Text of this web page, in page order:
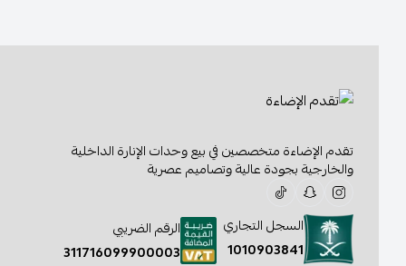
تقدم الإضاءة متخصصين في بيع وحدات الإنارة الداخلية
والخارجية بجودة عالية وتصاميم عصرية
السجل التجاري
1010903841
الرقم الضريبي
311716099900003